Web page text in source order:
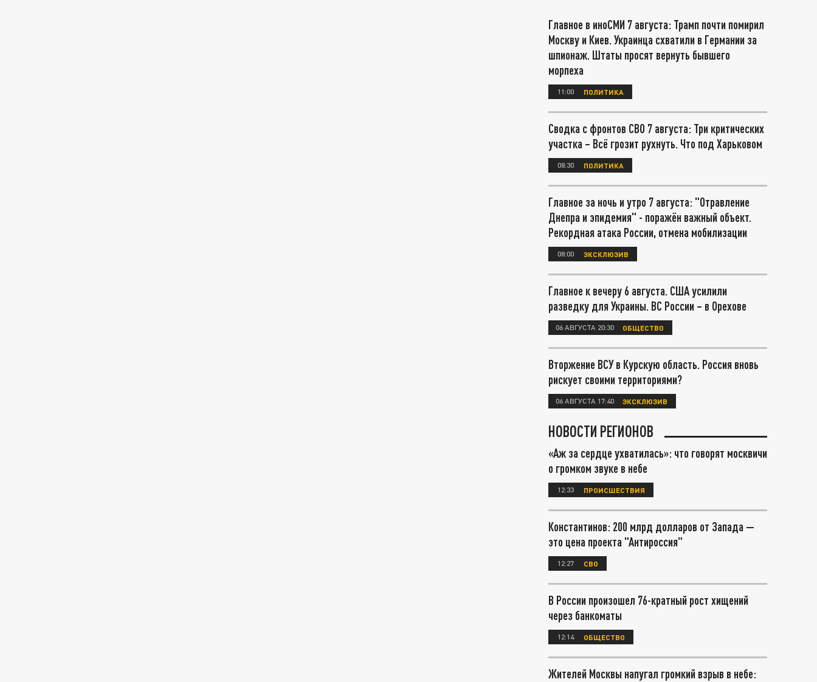
Главное в иноСМИ 7 августа: Трамп почти помирил
Москву и Киев. Украинца схватили в Германии за
шпионаж. Штаты просят вернуть бывшего
морпеха
11:00 ПОЛИТИКА
Сводка с фронтов СВО 7 августа: Три критических
участка – Всё грозит рухнуть. Что под Харьковом
08:30 ПОЛИТИКА
Главное за ночь и утро 7 августа: "Отравление
Днепра и эпидемия" - поражён важный объект.
Рекордная атака России, отмена мобилизации
08:00 ЭКСКЛЮЗИВ
Главное к вечеру 6 августа. США усилили
разведку для Украины. ВС России – в Орехове
06 АВГУСТА 20:30 ОБЩЕСТВО
Вторжение ВСУ в Курскую область. Россия вновь
рискует своими территориями?
06 АВГУСТА 17:40 ЭКСКЛЮЗИВ
НОВОСТИ РЕГИОНОВ
«Аж за сердце ухватилась»: что говорят москвичи
о громком звуке в небе
12:33 ПРОИСШЕСТВИЯ
Константинов: 200 млрд долларов от Запада —
это цена проекта "Антироссия"
12:27 СВО
В России произошел 76-кратный рост хищений
через банкоматы
12:14 ОБЩЕСТВО
Жителей Москвы напугал громкий взрыв в небе: